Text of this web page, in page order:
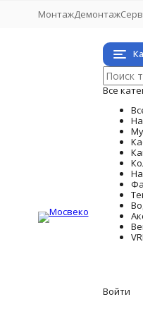
МонтажДемонтаж
Все
Войти